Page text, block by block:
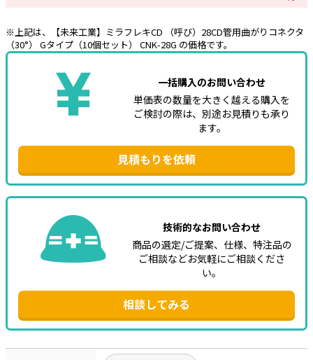
※上記は、【未来工業】ミラフレキCD （呼び）28CD管用曲がりコネクタ
（30°） Gタイプ（10個セット） CNK-28G の価格です。
一括購入のお問い合わせ
単価表の数量を大きく越える購入を
ご検討の際は、別途お見積りも承り
ます。
見積もりを依頼
技術的なお問い合わせ
商品の選定/ご提案、仕様、特注品の
ご相談などお気軽にご相談くださ
い。
相談してみる